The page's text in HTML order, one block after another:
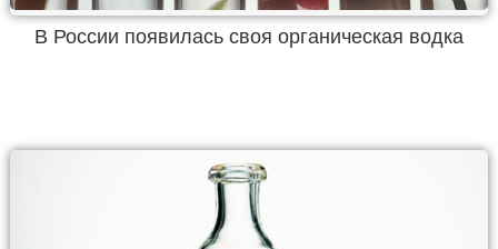
В России появилась своя органическая водка